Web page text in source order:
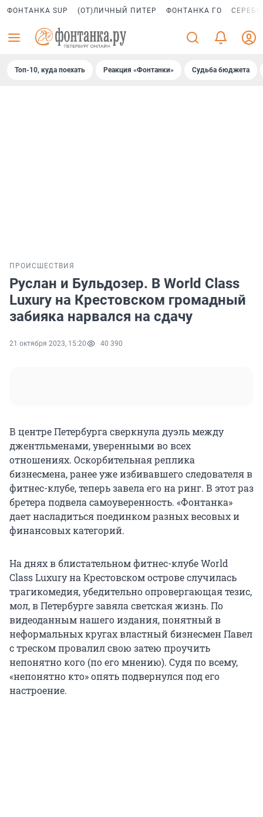
ФОНТАНКА SUP (ОТ)ЛИЧНЫЙ ПИТЕР ФОНТАНКА ГО
Топ-10, куда поехать Реакция «Фонтанки» Судьба бюджета
ПРОИСШЕСТВИЯ
Руслан и Бульдозер. В World Class
Luxury на Крестовском громадный
забияка нарвался на сдачу
21 октября 2023, 15:20 40 390
В центре Петербурга сверкнула дуэль между
джентльменами, уверенными во всех
отношениях. Оскорбительная реплика
бизнесмена, ранее уже избивавшего следователя в
фитнес-клубе, теперь завела его на ринг. В этот раз
бретера подвела самоуверенность. «Фонтанка»
дает насладиться поединком разных весовых и
финансовых категорий.
На днях в блистательном фитнес-клубе World
Class Luxury на Крестовском острове случилась
трагикомедия, убедительно опровергающая тезис,
мол, в Петербурге завяла светская жизнь. По
видеоданным нашего издания, понятный в
неформальных кругах властный бизнесмен Павел
с треском провалил свою затею проучить
непонятно кого (по его мнению). Судя по всему,
«непонятно кто» опять подвернулся под его
настроение.